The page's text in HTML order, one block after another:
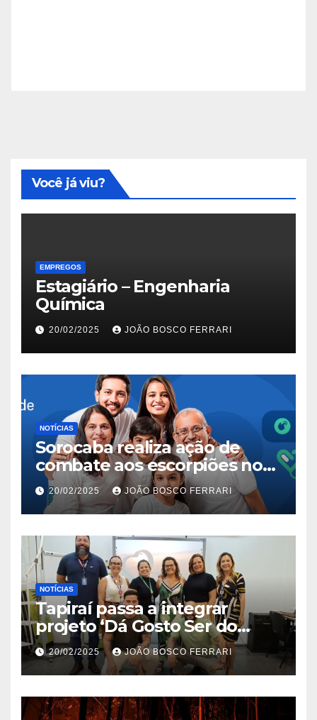
Você já viu?
EMPREGOS
Estagiário – Engenharia
Química
20/02/2025 JOÃO BOSCO FERRARI
NOTÍCIAS
Sorocaba realiza ação de
combate aos escorpiões no
Jardim São Carlos
20/02/2025 JOÃO BOSCO FERRARI
NOTÍCIAS
Tapiraí passa a integrar
projeto ‘Dá Gosto Ser do
Ribeira’ | ASN São Paulo
20/02/2025 JOÃO BOSCO FERRARI